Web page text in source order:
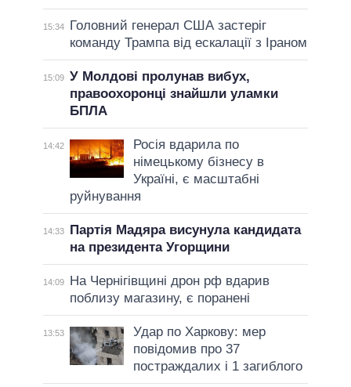
15:34
Головний генерал США застеріг
команду Трампа від ескалації з Іраном
15:09 У Молдові пролунав вибух,
правоохоронці знайшли уламки
БПЛА
14:42
Росія вдарила по
німецькому бізнесу в
Україні, є масштабні
руйнування
14:33
Партія Мадяра висунула кандидата
на президента Угорщини
14:09
На Чернігівщині дрон рф вдарив
поблизу магазину, є поранені
13:53
Удар по Харкову: мер
повідомив про 37
постраждалих і 1 загиблого